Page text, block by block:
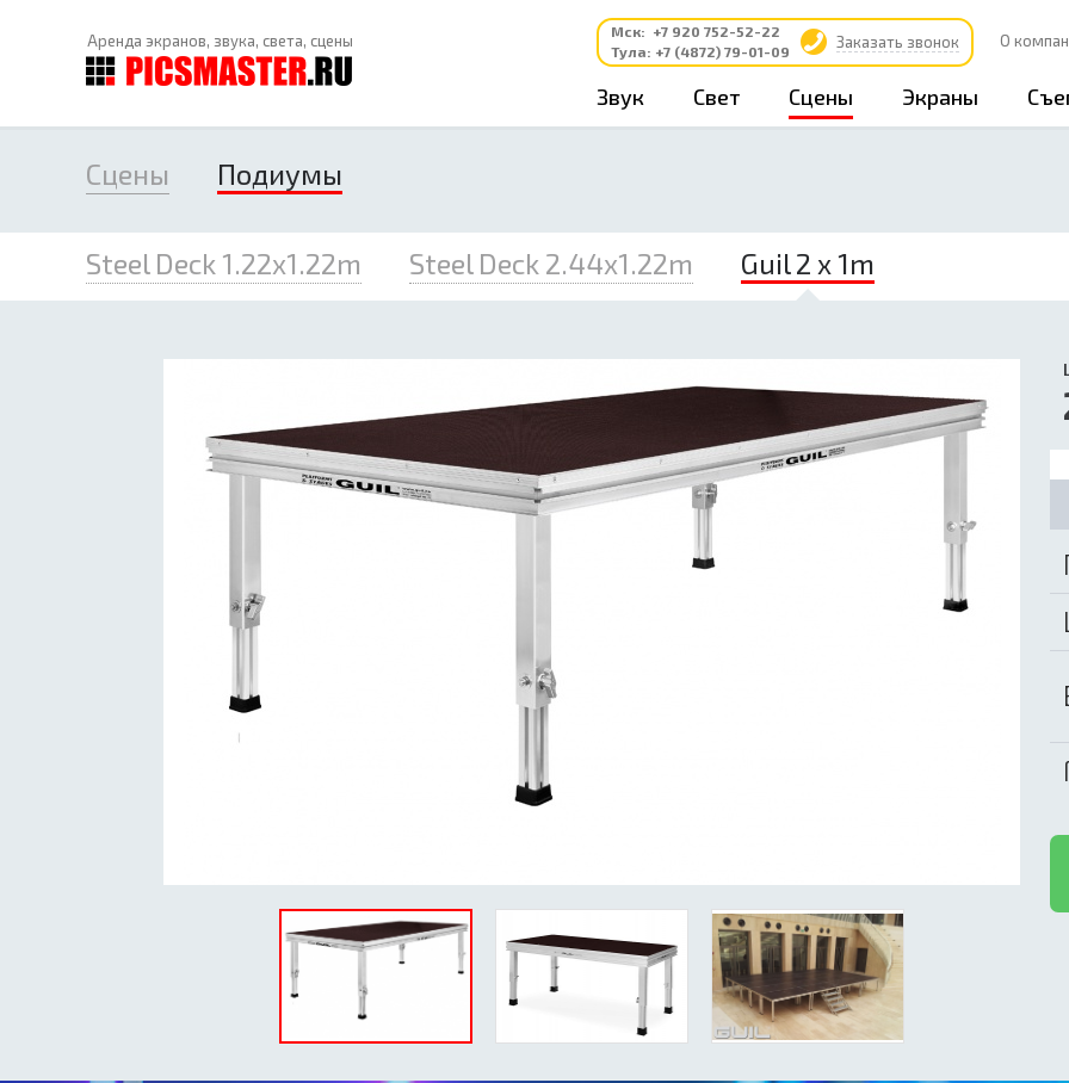
Аренда экранов, звука, света, сцены Мск: +7 920 752-52-22
Тула: +7 (4872) 79-01-09 Заказать звонок О
Звук Свет Сцены Экраны
Сцены Подиумы
Steel Deck 1.22x1.22m Steel Deck 2.44x1.22m Guil 2 x 1m